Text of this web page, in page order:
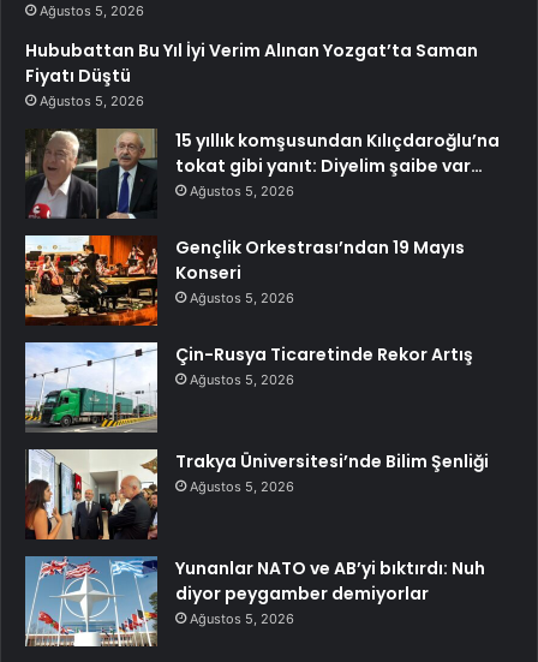
Ağustos 5, 2026
Hububattan Bu Yıl İyi Verim Alınan Yozgat’ta Saman
Fiyatı Düştü
Ağustos 5, 2026
15 yıllık komşusundan Kılıçdaroğlu’na
tokat gibi yanıt: Diyelim şaibe var…
Ağustos 5, 2026
Gençlik Orkestrası’ndan 19 Mayıs
Konseri
Ağustos 5, 2026
Çin-Rusya Ticaretinde Rekor Artış
Ağustos 5, 2026
Trakya Üniversitesi’nde Bilim Şenliği
Ağustos 5, 2026
Yunanlar NATO ve AB’yi bıktırdı: Nuh
diyor peygamber demiyorlar
Ağustos 5, 2026